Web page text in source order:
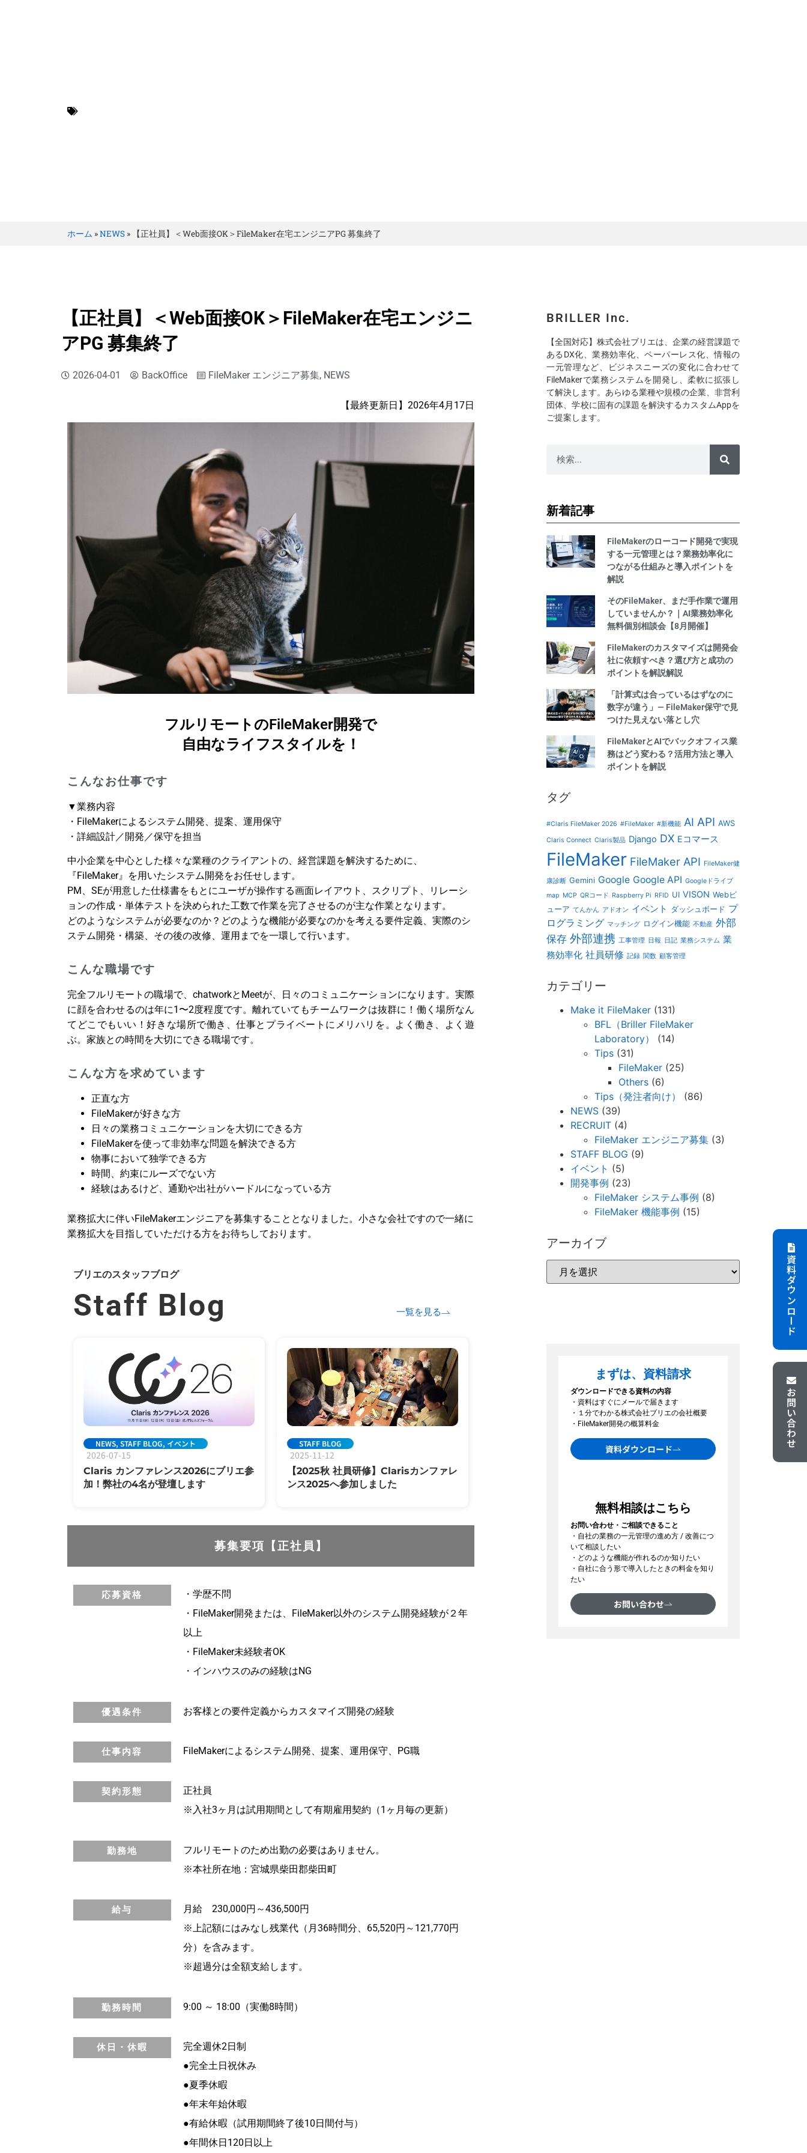
ホーム »NEWS » 【正社員】＜Web面接OK＞FileMaker在宅エンジニアPG 募集終了
【正社員】＜Web面接OK＞FileMaker在宅エンジニ
アPG 募集終了
2026-04-01 BackOffice FileMaker エンジニア募集, NEWS
【最終更新日】2026年4月17日
フルリモートのFileMaker開発で
自由なライフスタイルを！
こんなお仕事です
▼業務内容
・FileMakerによるシステム開発、提案、運用保守
・詳細設計／開発／保守を担当
中小企業を中心とした様々な業種のクライアントの、経営課題を解決するために、
『FileMaker』を用いたシステム開発をお任せします。
PM、SEが用意した仕様書をもとにユーザが操作する画面レイアウト、スクリプト、リレーシ
ョンの作成・単体テストを決められた工数で作業を完了させるのが主な作業となります。
どのようなシステムが必要なのか？どのような機能が必要なのかを考える要件定義、実際のシ
ステム開発・構築、その後の改修、運用までを一環して行います。
こんな職場です
完全フルリモートの職場で、chatworkとMeetが、日々のコミュニケーションになります。実際
に顔を合わせるのは年に1〜2度程度です。離れていてもチームワークは抜群に！働く場所なん
てどこでもいい！好きな場所で働き、仕事とプライベートにメリハリを。よく働き、よく遊
ぶ。家族との時間を大切にできる職場です。
こんな方を求めています
正直な方
FileMakerが好きな方
日々の業務コミュニケーションを大切にできる方
FileMakerを使って非効率な問題を解決できる方
物事において独学できる方
時間、約束にルーズでない方
経験はあるけど、通勤や出社がハードルになっている方
業務拡大に伴いFileMakerエンジニアを募集することとなりました。小さな会社ですので一緒に
業務拡大を目指していただける方をお待ちしております。
ブリエのスタッフブログ
Staff Blog 一覧を見る
NEWS, STAFF BLOG, イベント
2026-07-15
Claris カンファレンス2026にブリエ参
加！弊社の4名が登壇します
STAFF BLOG
2025-11-12
【2025秋 社員研修】Clarisカンファレ
ンス2025へ参加しました
募集要項【正社員】
応募資格
・学歴不問
・FileMaker開発または、FileMaker以外のシステム開発経験が２年
以上
・FileMaker未経験者OK
・インハウスのみの経験はNG
優遇条件 お客様との要件定義からカスタマイズ開発の経験
仕事内容 FileMakerによるシステム開発、提案、運用保守、PG職
契約形態
正社員
※入社3ヶ月は試用期間として有期雇用契約（1ヶ月毎の更新）
勤務地
フルリモートのため出勤の必要はありません。
※本社所在地：宮城県柴田郡柴田町
給与
月給 230,000円～436,500円
※上記額にはみなし残業代（月36時間分、65,520円～121,770円
分）を含みます。
※超過分は全額支給します。
勤務時間 9:00 ～ 18:00（実働8時間）
休日・休暇
完全週休2日制
●完全土日祝休み
●夏季休暇
●年末年始休暇
●有給休暇（試用期間終了後10日間付与）
●年間休日120日以上
BRILLER Inc.
【全国対応】株式会社ブリエは、企業の経営課題で
あるDX化、業務効率化、ペーパーレス化、情報の
一元管理など、ビジネスニーズの変化に合わせて
FileMakerで業務システムを開発し、柔軟に拡張し
て解決します。あらゆる業種や規模の企業、非営利
団体、学校に固有の課題を解決するカスタムAppを
ご提案します。
新着記事
FileMakerのローコード開発で実現
する一元管理とは？業務効率化に
つながる仕組みと導入ポイントを
解説
そのFileMaker、まだ手作業で運用
していませんか？｜AI業務効率化
無料個別相談会【8月開催】
FileMakerのカスタマイズは開発会
社に依頼すべき？選び方と成功の
ポイントを解説解説
「計算式は合っているはずなのに
数字が違う」— FileMaker保守で見
つけた見えない落とし穴
FileMakerとAIでバックオフィス業
務はどう変わる？活用方法と導入
ポイントを解説
タグ
#Claris FileMaker 2026 #FileMaker #新機能 AI API AWS
Claris Connect Claris製品 Django DX Eコマース
FileMaker FileMaker API FileMaker健
康診断 Gemini Google Google API Googleドライブ
map MCP QRコード Raspberry Pi RFID UI VISON Webビ
ューア てんかん アドオン イベント ダッシュボード プ
ログラミング マッチング ログイン機能 不動産 外部
保存 外部連携 工事管理 日報 日記 業務システム 業
務効率化 社員研修 記録 関数 顧客管理
カテゴリー
Make it FileMaker (131)
BFL（Briller FileMaker
Laboratory）
(14)
Tips (31)
FileMaker (25)
Others (6)
Tips（発注者向け）
(86)
NEWS (39)
RECRUIT (4)
FileMaker エンジニア募集 (3)
STAFF BLOG (9)
イベント (5)
開発事例 (23)
FileMaker システム事例 (8)
FileMaker 機能事例 (15)
アーカイブ
まずは、資料請求
ダウンロードできる資料の内容
・資料はすぐにメールで届きます
・１分でわかる株式会社ブリエの会社概要
・FileMaker開発の概算料金
資料ダウンロード
無料相談はこちら
お問い合わせ・ご相談できること
・自社の業務の一元管理の進め方 / 改善につ
いて相談したい
・どのような機能が作れるのか知りたい
・自社に合う形で導入したときの料金を知り
たい
お問い合わせ
資料ダウンロード
お問い合わせ